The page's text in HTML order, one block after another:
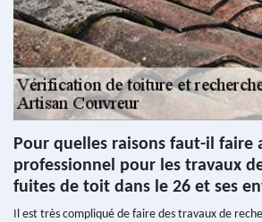
Pour quelles raisons faut-il faire
professionnel pour les travaux
fuites de toit dans le 26 et ses
Il est très compliqué de faire des travaux de